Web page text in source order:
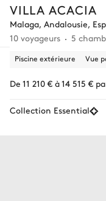
VILLA ACACIA
Malaga, Andalousie,
10 voyageurs
5
Piscine extérieure Vue
De 11 210 € à 14 515 €
Collection Essential